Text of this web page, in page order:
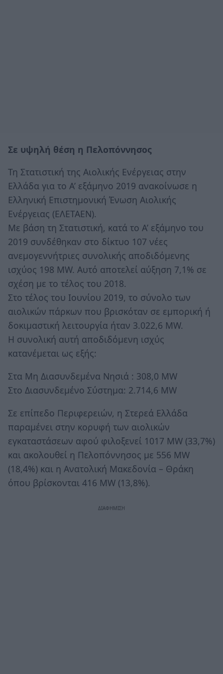
Σε υψηλή θέση η Πελοπόννησος
Τη Στατιστική της Αιολικής Ενέργειας στην
Ελλάδα για το A’ εξάμηνο 2019 ανακοίνωσε η
Ελληνική Επιστημονική Ένωση Αιολικής
Ενέργειας (ΕΛΕΤΑΕΝ).
Με βάση τη Στατιστική, κατά το Α’ εξάμηνο του
2019 συνδέθηκαν στο δίκτυο 107 νέες
ανεμογεννήτριες συνολικής αποδιδόμενης
ισχύος 198 MW. Αυτό αποτελεί αύξηση 7,1% σε
σχέση με το τέλος του 2018.
Στο τέλος του Ιουνίου 2019, το σύνολο των
αιολικών πάρκων που βρισκόταν σε εμπορική ή
δοκιμαστική λειτουργία ήταν 3.022,6 MW.
Η συνολική αυτή αποδιδόμενη ισχύς
κατανέμεται ως εξής:
Στα Μη Διασυνδεμένα Νησιά : 308,0 MW
Στο Διασυνδεμένο Σύστημα: 2.714,6 MW
Σε επίπεδο Περιφερειών, η Στερεά Ελλάδα
παραμένει στην κορυφή των αιολικών
εγκαταστάσεων αφού φιλοξενεί 1017 MW (33,7%)
και ακολουθεί η Πελοπόννησος με 556 ΜW
(18,4%) και η Ανατολική Μακεδονία – Θράκη
όπου βρίσκονται 416 MW (13,8%).